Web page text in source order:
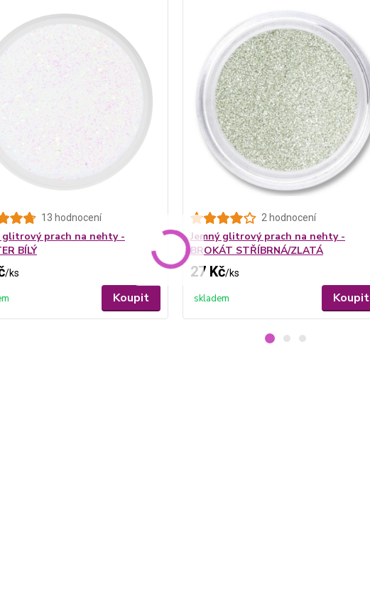
13 hodnocení
glitrový prach na nehty -
BÍLÝ
/ks
Koupit
2 hodnocení
Jemný glitrový prach na nehty -
BROKÁT STŘÍBRNÁ/ZLATÁ
27 Kč/ks
skladem Koupit